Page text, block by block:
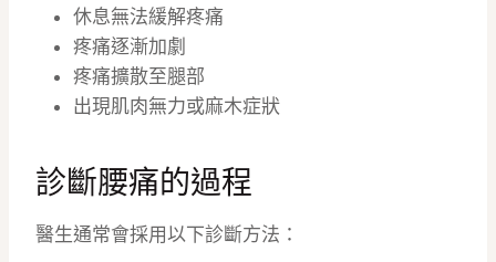
休息無法緩解疼痛
疼痛逐漸加劇
疼痛擴散至腿部
出現肌肉無力或麻木症狀
診斷腰痛的過程
醫生通常會採用以下診斷方法：